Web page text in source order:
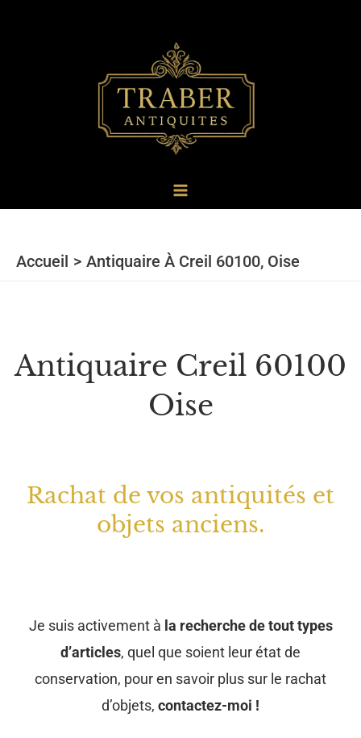
Accueil Antiquaire À Creil 60100, Oise
Antiquaire Creil 60100
Oise
Rachat de vos antiquités et
objets anciens.
Je suis activement à la recherche de tout types
d’articles, quel que soient leur état de
conservation, pour en savoir plus sur le rachat
d’objets, contactez-moi !